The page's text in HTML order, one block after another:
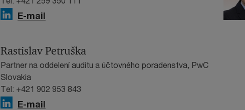
E-mail
Rastislav Petruška
Partner na oddelení auditu a účtovného poradenstva, PwC
Slovakia
Tel: +421 902 953 843
E-mail